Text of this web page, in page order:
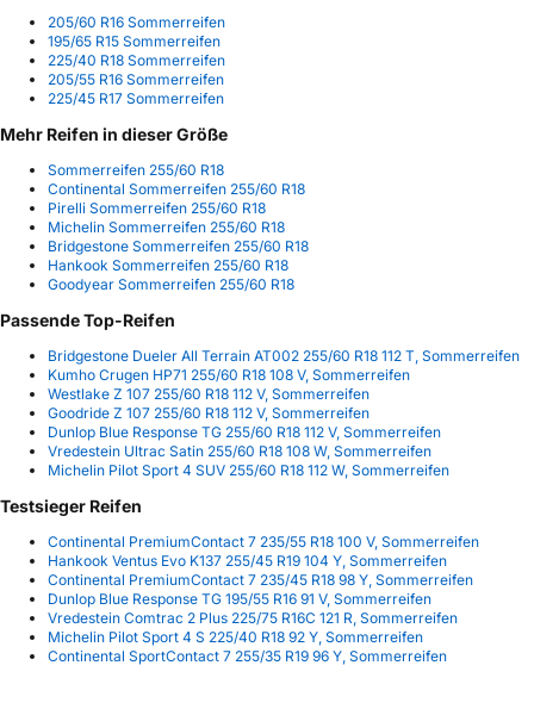
205/60 R16 Sommerreifen
195/65 R15 Sommerreifen
225/40 R18 Sommerreifen
205/55 R16 Sommerreifen
225/45 R17 Sommerreifen
Mehr Reifen in dieser Größe
Sommerreifen 255/60 R18
Continental Sommerreifen 255/60 R18
Pirelli Sommerreifen 255/60 R18
Michelin Sommerreifen 255/60 R18
Bridgestone Sommerreifen 255/60 R18
Hankook Sommerreifen 255/60 R18
Goodyear Sommerreifen 255/60 R18
Passende Top-Reifen
Bridgestone Dueler All Terrain AT002 255/60 R18 112 T, Sommerreifen
Kumho Crugen HP71 255/60 R18 108 V, Sommerreifen
Westlake Z 107 255/60 R18 112 V, Sommerreifen
Goodride Z 107 255/60 R18 112 V, Sommerreifen
Dunlop Blue Response TG 255/60 R18 112 V, Sommerreifen
Vredestein Ultrac Satin 255/60 R18 108 W, Sommerreifen
Michelin Pilot Sport 4 SUV 255/60 R18 112 W, Sommerreifen
Testsieger Reifen
Continental PremiumContact 7 235/55 R18 100 V, Sommerreifen
Hankook Ventus Evo K137 255/45 R19 104 Y, Sommerreifen
Continental PremiumContact 7 235/45 R18 98 Y, Sommerreifen
Dunlop Blue Response TG 195/55 R16 91 V, Sommerreifen
Vredestein Comtrac 2 Plus 225/75 R16C 121 R, Sommerreifen
Michelin Pilot Sport 4 S 225/40 R18 92 Y, Sommerreifen
Continental SportContact 7 255/35 R19 96 Y, Sommerreifen